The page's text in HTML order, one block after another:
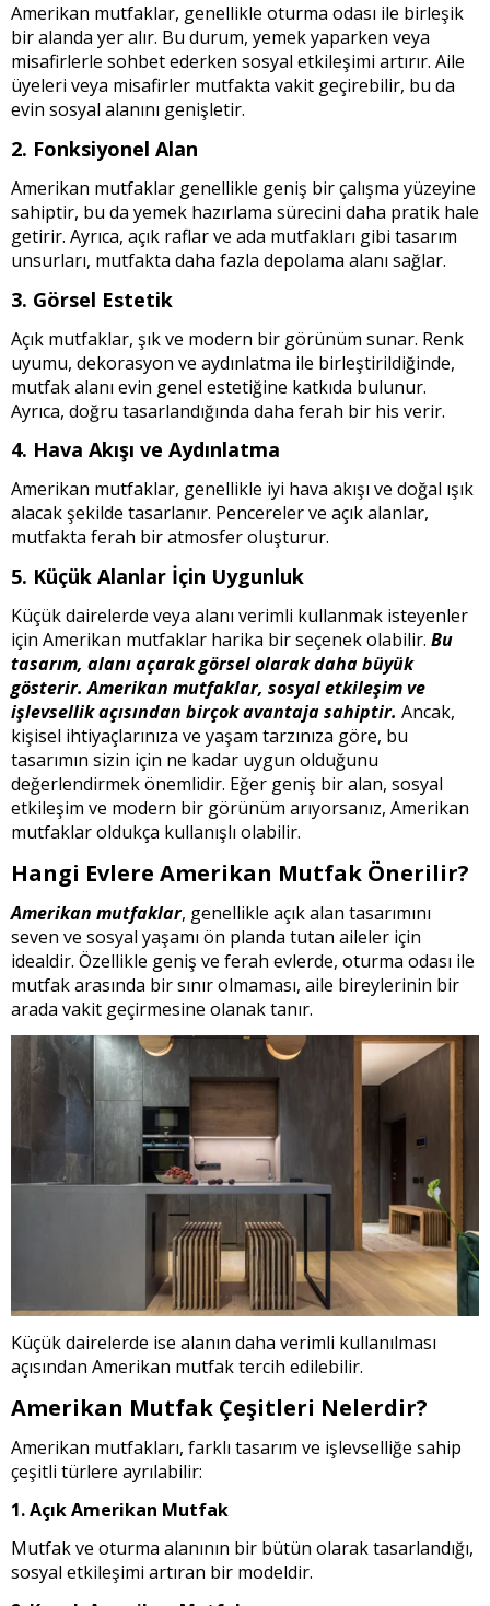
Amerikan mutfaklar, genellikle oturma odası ile birleşik
bir alanda yer alır. Bu durum, yemek yaparken veya
misafirlerle sohbet ederken sosyal etkileşimi artırır. Aile
üyeleri veya misafirler mutfakta vakit geçirebilir, bu da
evin sosyal alanını genişletir.
2. Fonksiyonel Alan
Amerikan mutfaklar genellikle geniş bir çalışma yüzeyine
sahiptir, bu da yemek hazırlama sürecini daha pratik hale
getirir. Ayrıca, açık raflar ve ada mutfakları gibi tasarım
unsurları, mutfakta daha fazla depolama alanı sağlar.
3. Görsel Estetik
Açık mutfaklar, şık ve modern bir görünüm sunar. Renk
uyumu, dekorasyon ve aydınlatma ile birleştirildiğinde,
mutfak alanı evin genel estetiğine katkıda bulunur.
Ayrıca, doğru tasarlandığında daha ferah bir his verir.
4. Hava Akışı ve Aydınlatma
Amerikan mutfaklar, genellikle iyi hava akışı ve doğal ışık
alacak şekilde tasarlanır. Pencereler ve açık alanlar,
mutfakta ferah bir atmosfer oluşturur.
5. Küçük Alanlar İçin Uygunluk
Küçük dairelerde veya alanı verimli kullanmak isteyenler
için Amerikan mutfaklar harika bir seçenek olabilir. Bu
tasarım, alanı açarak görsel olarak daha büyük
gösterir. Amerikan mutfaklar, sosyal etkileşim ve
işlevsellik açısından birçok avantaja sahiptir. Ancak,
kişisel ihtiyaçlarınıza ve yaşam tarzınıza göre, bu
tasarımın sizin için ne kadar uygun olduğunu
değerlendirmek önemlidir. Eğer geniş bir alan, sosyal
etkileşim ve modern bir görünüm arıyorsanız, Amerikan
mutfaklar oldukça kullanışlı olabilir.
Hangi Evlere Amerikan Mutfak Önerilir?
Amerikan mutfaklar, genellikle açık alan tasarımını
seven ve sosyal yaşamı ön planda tutan aileler için
idealdir. Özellikle geniş ve ferah evlerde, oturma odası ile
mutfak arasında bir sınır olmaması, aile bireylerinin bir
arada vakit geçirmesine olanak tanır.
Küçük dairelerde ise alanın daha verimli kullanılması
açısından Amerikan mutfak tercih edilebilir.
Amerikan Mutfak Çeşitleri Nelerdir?
Amerikan mutfakları, farklı tasarım ve işlevselliğe sahip
çeşitli türlere ayrılabilir:
1. Açık Amerikan Mutfak
Mutfak ve oturma alanının bir bütün olarak tasarlandığı,
sosyal etkileşimi artıran bir modeldir.